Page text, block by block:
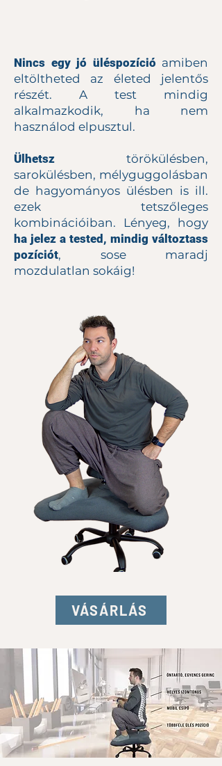
Nincs egy jó üléspozíció amiben
eltöltheted az életed jelentős
részét. A test mindig
alkalmazkodik, ha nem
használod elpusztul.
Ülhetsz törökülésben,
sarokülésben, mélyguggolásban
de hagyományos ülésben is ill.
ezek tetszőleges
kombinációiban. Lényeg, hogy
ha jelez a tested, mindig változtass
pozíciót, sose maradj
mozdulatlan sokáig!
VÁSÁRLÁS